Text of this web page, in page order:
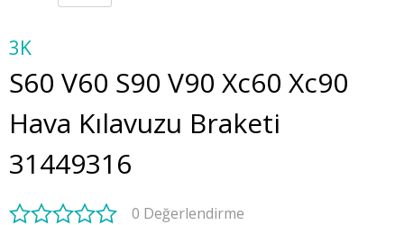
3K
S60 V60 S90 V90 Xc60 Xc90
Hava Kılavuzu Braketi
31449316
0 Değerlendirme